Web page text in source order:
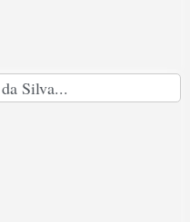
Silva...